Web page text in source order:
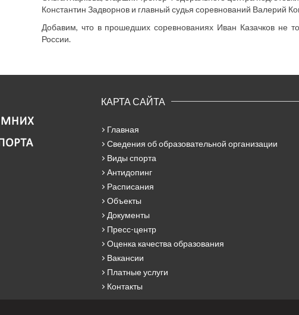
Константин Задворнов и главный судья соревнований Валерий
Добавим, что в прошедших соревнованиях Иван Казачков не
России.
КАРТА САЙТА
Главная
Сведения об образовательной организации
Виды спорта
Антидопинг
Расписания
Объекты
Документы
Пресс-центр
Оценка качества образования
Вакансии
Платные услуги
Контакты